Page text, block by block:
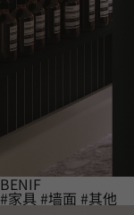
BENIF
#家具 #墙面 #其他